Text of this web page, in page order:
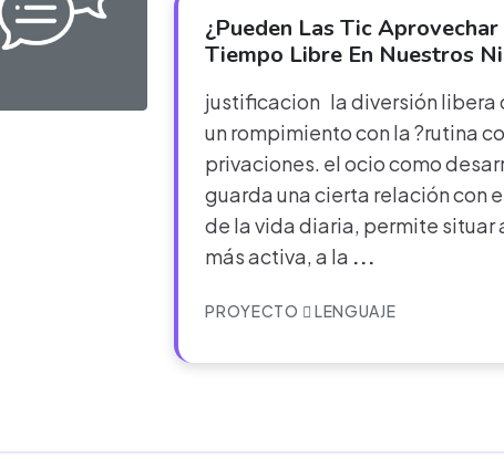
¿Pueden Las Tic
Tiempo Libre En Nuestros
justificacion la diversión libera
un rompimiento con la ?rutina
privaciones. el ocio como
guarda una cierta relación con
de la vida diaria, permite situar
más activa, a la ...
PROYECTO LENGUAJE